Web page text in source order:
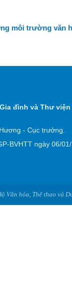
môi trường văn
đình và Thư viện
- Cục trưởng.
BVHTT ngày 06/
Văn hóa, Thể thao và